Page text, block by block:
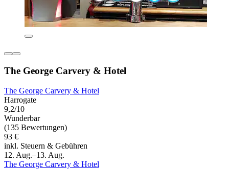
The George Carvery & Hotel
The George Carvery & Hotel
Harrogate
9,2/10
Wunderbar
(135 Bewertungen)
93 €
inkl. Steuern & Gebühren
12. Aug.–13. Aug.
The George Carvery & Hotel